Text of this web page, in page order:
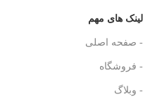
لینک های مهم
- صفحه اصلی
- فروشگاه
- وبلاگ